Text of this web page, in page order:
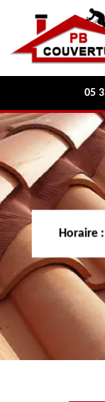
05
Horaire :